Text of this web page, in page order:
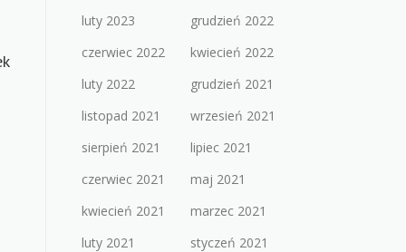
luty 2023
grudzień 2022
czerwiec 2022
kwiecień 2022
luty 2022
grudzień 2021
listopad 2021
wrzesień 2021
sierpień 2021
lipiec 2021
czerwiec 2021
maj 2021
kwiecień 2021
marzec 2021
luty 2021
styczeń 2021